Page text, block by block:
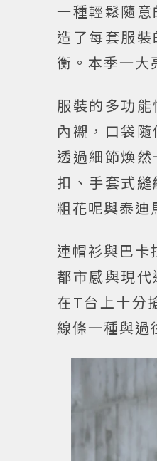
一種輕鬆隨
造了每套服
衡。本季一大
服裝的多功
內襯，口袋
透過細節煥
扣、手套式
粗花呢與泰迪
連帽衫與巴
都市感與現
在T台上十分
線條一種與過